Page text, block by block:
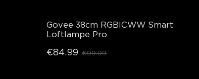
Govee 38cm RGBICWW Smart
Loftlampe Pro
€84.99 €99.99